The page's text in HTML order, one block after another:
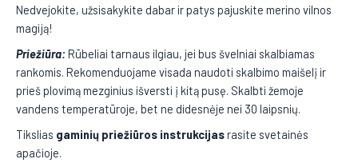
Nedvejokite, užsisakykite dabar ir patys pajuskite merino vilnos
magiją!
Priežiūra: Rūbeliai tarnaus ilgiau, jei bus švelniai skalbiamas
rankomis. Rekomenduojame visada naudoti skalbimo maišelį ir
prieš plovimą mezginius išversti į kitą pusę. Skalbti žemoje
vandens temperatūroje, bet ne didesnėje nei 30 laipsnių.
Tikslias gaminių priežiūros instrukcijasrasite svetainės
apačioje.